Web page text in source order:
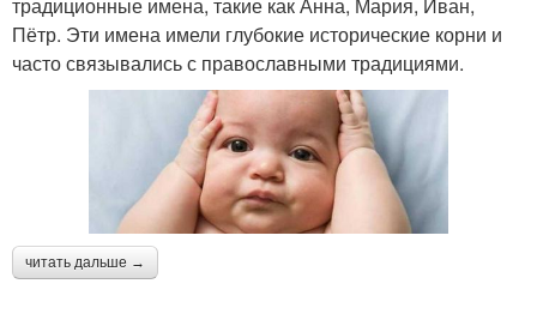
Пётр. Эти имена имели глубокие исторические корни и
часто связывались с православными традициями.
читать дальше →